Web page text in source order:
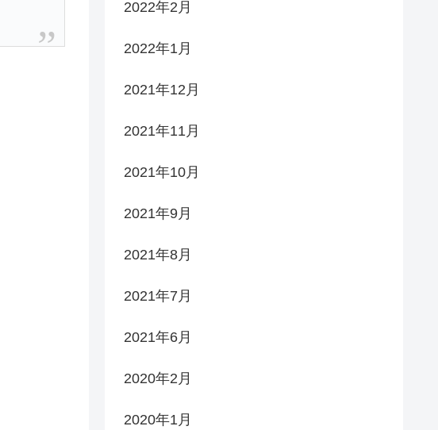
2022年2月
2022年1月
2021年12月
2021年11月
2021年10月
2021年9月
2021年8月
2021年7月
2021年6月
2020年2月
2020年1月